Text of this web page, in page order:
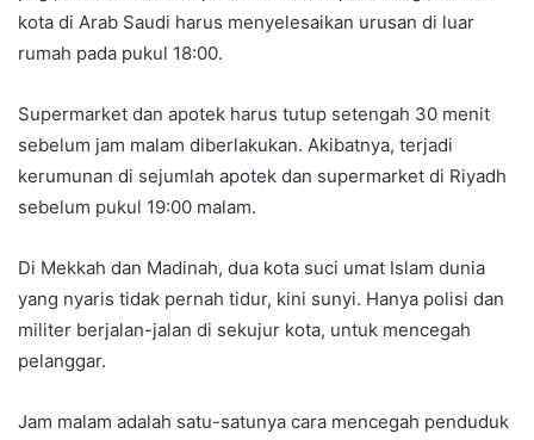
kota di Arab Saudi harus menyelesaikan urusan di luar
rumah pada pukul 18:00.
Supermarket dan apotek harus tutup setengah 30 menit
sebelum jam malam diberlakukan. Akibatnya, terjadi
kerumunan di sejumlah apotek dan supermarket di Riyadh
sebelum pukul 19:00 malam.
Di Mekkah dan Madinah, dua kota suci umat Islam dunia
yang nyaris tidak pernah tidur, kini sunyi. Hanya polisi dan
militer berjalan-jalan di sekujur kota, untuk mencegah
pelanggar.
Jam malam adalah satu-satunya cara mencegah penduduk